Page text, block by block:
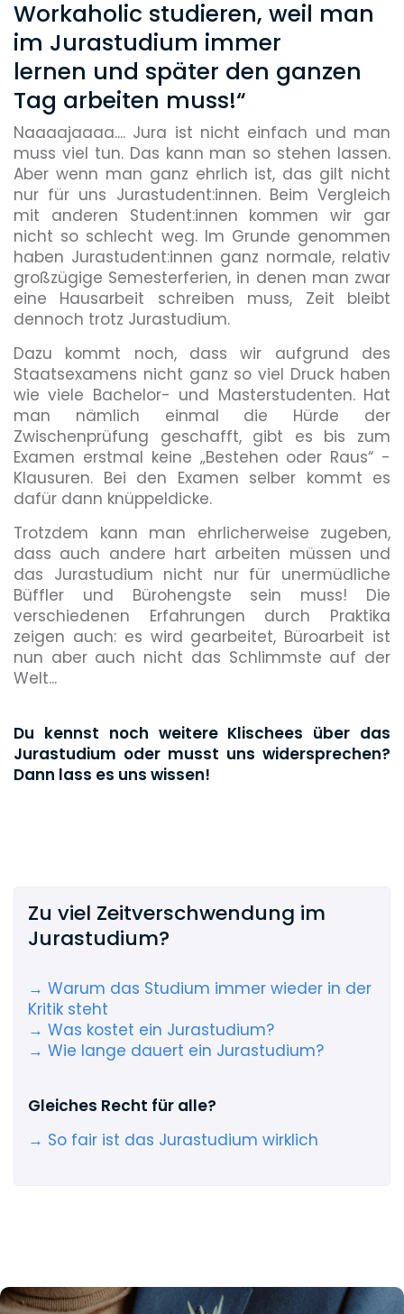
Workaholic studieren, weil man
im Jurastudium immer
lernen und später den ganzen
Tag arbeiten muss!“
Naaaajaaaa.... Jura ist nicht einfach und man
muss viel tun. Das kann man so stehen lassen.
Aber wenn man ganz ehrlich ist, das gilt nicht
nur für uns Jurastudent:innen. Beim Vergleich
mit anderen Student:innen kommen wir gar
nicht so schlecht weg. Im Grunde genommen
haben Jurastudent:innen ganz normale, relativ
großzügige Semesterferien, in denen man zwar
eine Hausarbeit schreiben muss, Zeit bleibt
dennoch trotz Jurastudium.
Dazu kommt noch, dass wir aufgrund des
Staatsexamens nicht ganz so viel Druck haben
wie viele Bachelor- und Masterstudenten. Hat
man nämlich einmal die Hürde der
Zwischenprüfung geschafft, gibt es bis zum
Examen erstmal keine „Bestehen oder Raus“ -
Klausuren. Bei den Examen selber kommt es
dafür dann knüppeldicke.
Trotzdem kann man ehrlicherweise zugeben,
dass auch andere hart arbeiten müssen und
das Jurastudium nicht nur für unermüdliche
Büffler und Bürohengste sein muss! Die
verschiedenen Erfahrungen durch Praktika
zeigen auch: es wird gearbeitet, Büroarbeit ist
nun aber auch nicht das Schlimmste auf der
Welt...
Du kennst noch weitere Klischees über das
Jurastudium oder musst uns widersprechen?
Dann lass es uns wissen!
Zu viel Zeitverschwendung im
Jurastudium?
→ Warum das Studium immer wieder in der
Kritik steht
→ Was kostet ein Jurastudium?
→ Wie lange dauert ein Jurastudium?
Gleiches Recht für alle?
→ So fair ist das Jurastudium wirklich